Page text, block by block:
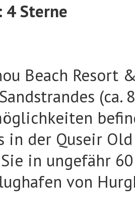
4 Sterne
Beach
(ca.
in der Quseir
in ungefähr
von